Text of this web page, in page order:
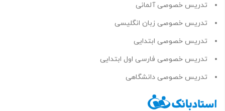
تدریس خصوصی آلمانی
تدریس خصوصی زبان انگلیسی
تدریس خصوصی ابتدایی
تدریس خصوصی فارسی اول ابتدایی
تدریس خصوصی دانشگاهی